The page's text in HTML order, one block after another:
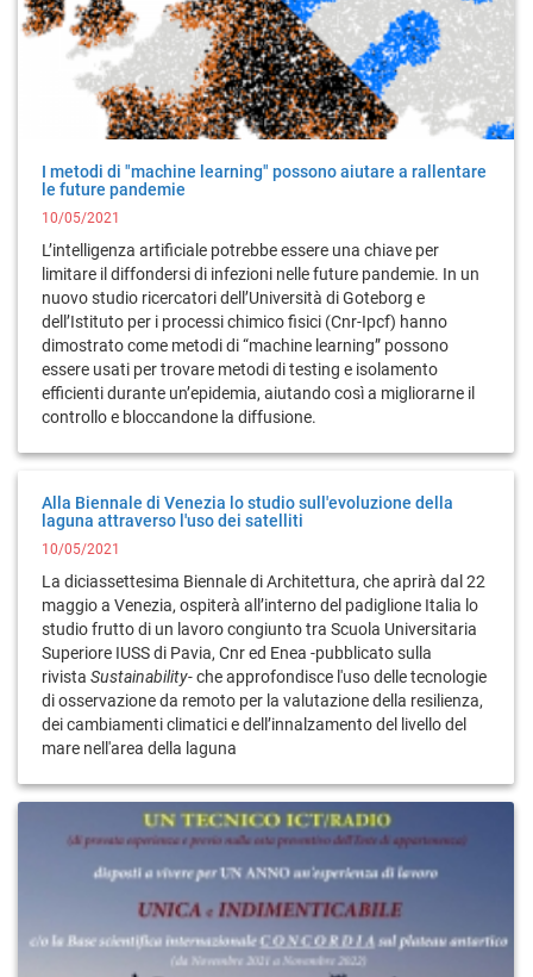
I metodi di "machine learning" possono aiutare a rallentare
le future pandemie
10/05/2021
L’intelligenza artificiale potrebbe essere una chiave per
limitare il diffondersi di infezioni nelle future pandemie. In un
nuovo studio ricercatori dell’Università di Goteborg e
dell’Istituto per i processi chimico fisici (Cnr-Ipcf) hanno
dimostrato come metodi di “machine learning” possono
essere usati per trovare metodi di testing e isolamento
efficienti durante un’epidemia, aiutando così a migliorarne il
controllo e bloccandone la diffusione.
Alla Biennale di Venezia lo studio sull'evoluzione della
laguna attraverso l'uso dei satelliti
10/05/2021
La diciassettesima Biennale di Architettura, che aprirà dal 22
maggio a Venezia, ospiterà all’interno del padiglione Italia lo
studio frutto di un lavoro congiunto tra Scuola Universitaria
Superiore IUSS di Pavia, Cnr ed Enea -pubblicato sulla
rivista Sustainability-che approfondisce l'uso delle tecnologie
di osservazione da remoto per la valutazione della resilienza,
dei cambiamenti climatici e dell’innalzamento del livello del
mare nell'area della laguna